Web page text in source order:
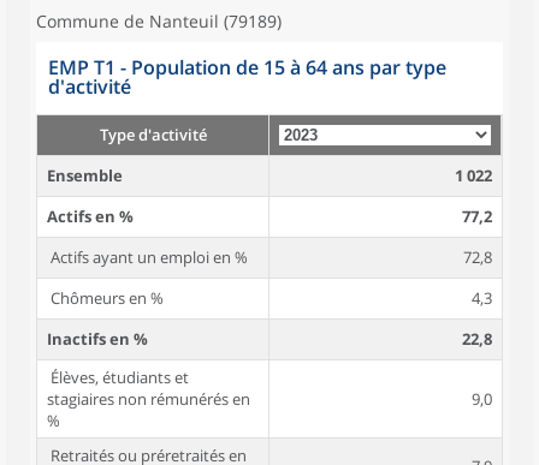
Commune de Nanteuil (79189)
EMP T1 - Population de 15 à 64 ans par type
d'activité
Type d'activité
Ensemble
1 022
Actifs en %
77,2
Actifs ayant un emploi en %
72,8
Chômeurs en %
4,3
Inactifs en %
22,8
Élèves, étudiants et
stagiaires non rémunérés en
%
9,0
Retraités ou préretraités en